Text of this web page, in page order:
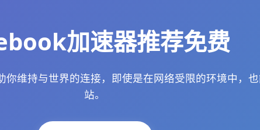
加速器推荐免费
维持与世界的连接，即使是在网络受限的环境中，
站。